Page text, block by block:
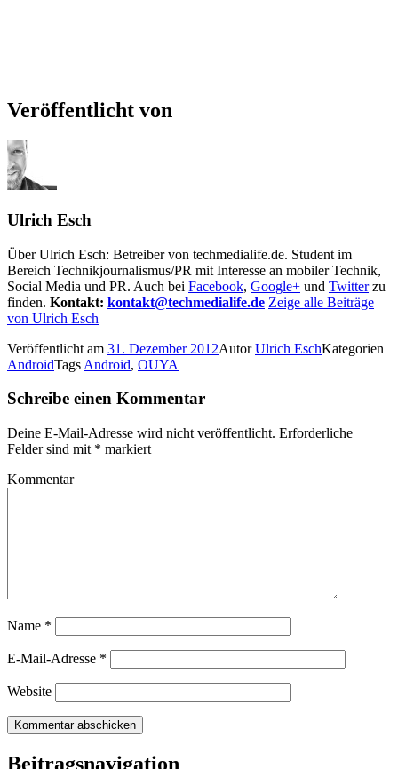
Veröffentlicht von
Ulrich Esch
Über Ulrich Esch: Betreiber von techmedialife.de. Student im
Bereich Technikjournalismus/PR mit Interesse an mobiler Technik,
Social Media und PR. Auch bei Facebook, Google+ und Twitterzu
finden. Kontakt: kontakt@techmedialife.de Zeige alle Beiträge
von Ulrich Esch
Veröffentlicht am 31. Dezember 2012AutorUlrich EschKategorien
AndroidTags Android, OUYA
Schreibe einen Kommentar
Deine E-Mail-Adresse wird nicht veröffentlicht. Erforderliche
Felder sind mit * markiert
Kommentar
Name *
E-Mail-Adresse *
Website
Beitragsnavigation